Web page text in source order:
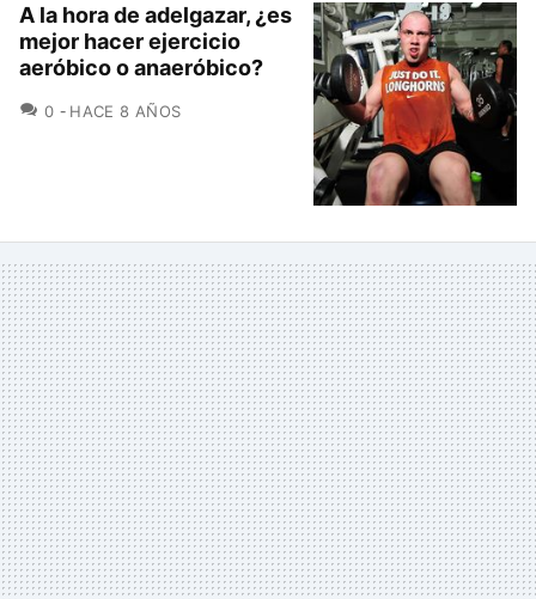
A la hora de adelgazar, ¿es
mejor hacer ejercicio
aeróbico o anaeróbico?
0 COMENTARIOS
HACE 8 AÑOS